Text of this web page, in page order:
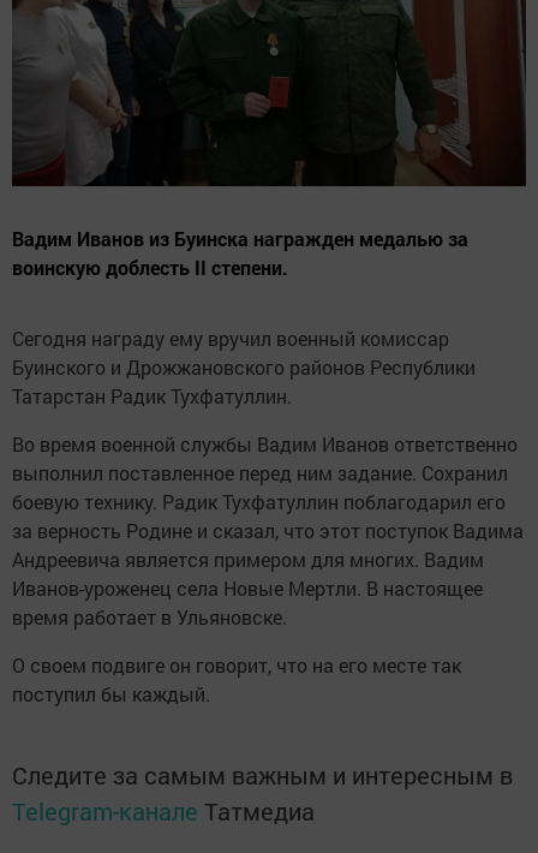
Вадим Иванов из Буинска награжден медалью за
воинскую доблесть II степени.
Сегодня награду ему вручил военный комиссар
Буинского и Дрожжановского районов Республики
Татарстан Радик Тухфатуллин.
Во время военной службы Вадим Иванов ответственно
выполнил поставленное перед ним задание. Сохранил
боевую технику. Радик Тухфатуллин поблагодарил его
за верность Родине и сказал, что этот поступок Вадима
Андреевича является примером для многих. Вадим
Иванов-уроженец села Новые Мертли. В настоящее
время работает в Ульяновске.
О своем подвиге он говорит, что на его месте так
поступил бы каждый.
Следите за самым важным и интересным в
Telegram-канале Татмедиа